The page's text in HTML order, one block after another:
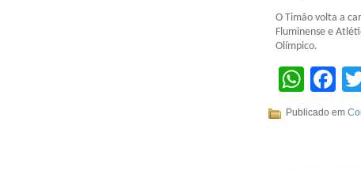
O Timão volta a
Fluminense e
Olímpico.
Publicado em